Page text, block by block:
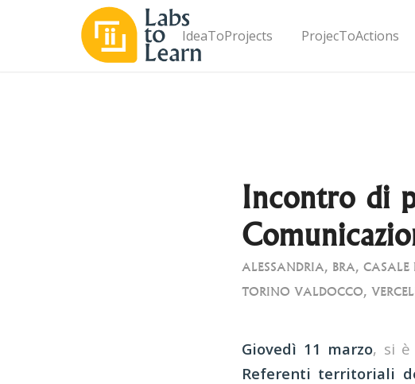
IdeaToProjects ProjecToActions
Incontro di
ALESSANDRIA, BRA, CASALE
TORINO VALDOCCO,
Giovedì 11 marzo, si è
Referenti territoriali